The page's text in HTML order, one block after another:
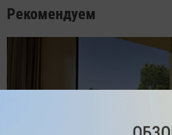
Рекомендуем